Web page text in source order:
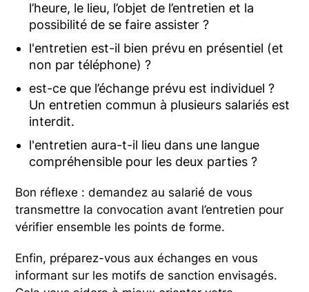
l’heure, le lieu, l’objet de l’entretien et la
possibilité de se faire assister ?
l'entretien est-il bien prévu en présentiel (et
non par téléphone) ?
est-ce que l’échange prévu est individuel ?
Un entretien commun à plusieurs salariés est
interdit.
l'entretien aura-t-il lieu dans une langue
compréhensible pour les deux parties ?
Bon réflexe : demandez au salarié de vous
transmettre la convocation avant l’entretien pour
vérifier ensemble les points de forme.
Enfin, préparez-vous aux échanges en vous
informant sur les motifs de sanction envisagés.